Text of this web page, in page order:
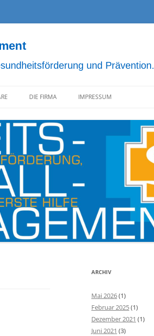
und Prävention.
DIE FIRMA IMPRESSUM
ARCHIV
Mai 2026(1)
Februar 2025(1)
Dezember 2021 (1)
Juni 2021 (3)